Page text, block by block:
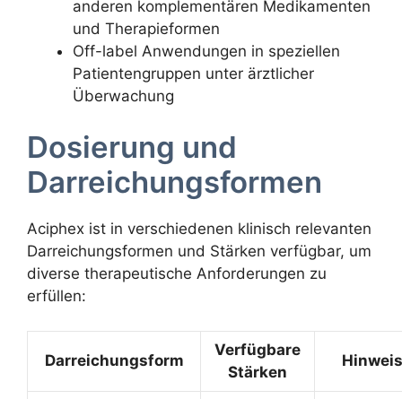
anderen komplementären Medikamenten
und Therapieformen
Off-label Anwendungen in speziellen
Patientengruppen unter ärztlicher
Überwachung
Dosierung und
Darreichungsformen
Aciphex ist in verschiedenen klinisch relevanten
Darreichungsformen und Stärken verfügbar, um
diverse therapeutische Anforderungen zu
erfüllen:
Darreichungsform
Verfügbare
Stärken